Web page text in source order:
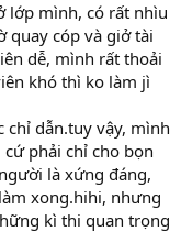
lớp mình, có rất nhìu
quay cóp và giở tài
dễ, mình rất thoải
khó thì ko làm jì
chỉ dẫn.tuy vậy, mình
phải chỉ cho bọn
là xứng đáng,
xong.hihi, nhưng
kì thi quan trọng